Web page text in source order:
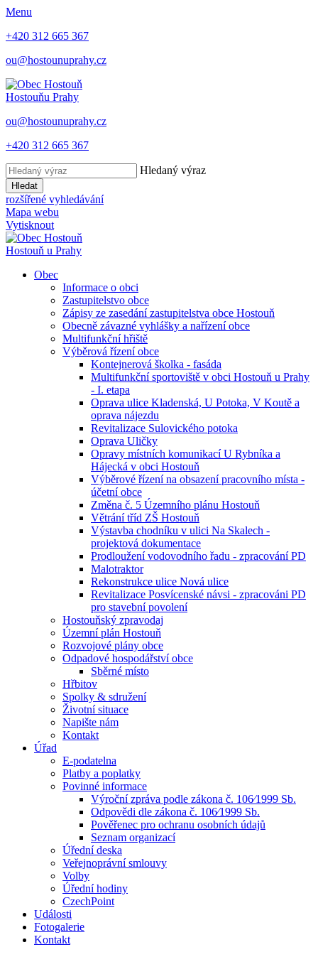
Menu
+420 312 665 367
ou@hostounuprahy.cz
Hostouňu Prahy
ou@hostounuprahy.cz
+420 312 665 367
Hledaný výraz
Hledat
rozšířené vyhledávání
Mapa webu
Vytisknout
Hostouň u Prahy
Obec
Informace o obci
Zastupitelstvo obce
Zápisy ze zasedání zastupitelstva obce Hostouň
Obecně závazné vyhlášky a nařízení obce
Multifunkční hřiště
Výběrová řízení obce
Kontejnerová školka - fasáda
Multifunkční sportoviště v obci Hostouň u Prahy
- I. etapa
Oprava ulice Kladenská, U Potoka, V Koutě a
oprava nájezdu
Revitalizace Sulovického potoka
Oprava Uličky
Opravy místních komunikací U Rybníka a
Hájecká v obci Hostouň
Výběrové řízení na obsazení pracovního místa -
účetní obce
Změna č. 5 Územního plánu Hostouň
Větrání tříd ZŠ Hostouň
Výstavba chodníku v ulici Na Skalech -
projektová dokumentace
Prodloužení vodovodního řadu - zpracování PD
Malotraktor
Rekonstrukce ulice Nová ulice
Revitalizace Posvícenské návsi - zpracováni PD
pro stavební povolení
Hostouňský zpravodaj
Územní plán Hostouň
Rozvojové plány obce
Odpadové hospodářství obce
Sběrné místo
Hřbitov
Spolky & sdružení
Životní situace
Napište nám
Kontakt
Úřad
E-podatelna
Platby a poplatky
Povinné informace
Výroční zpráva podle zákona č. 106⁄1999 Sb.
Odpovědi dle zákona č. 106⁄1999 Sb.
Pověřenec pro ochranu osobních údajů
Seznam organizací
Úřední deska
Veřejnoprávní smlouvy
Volby
Úřední hodiny
CzechPoint
Události
Fotogalerie
Kontakt